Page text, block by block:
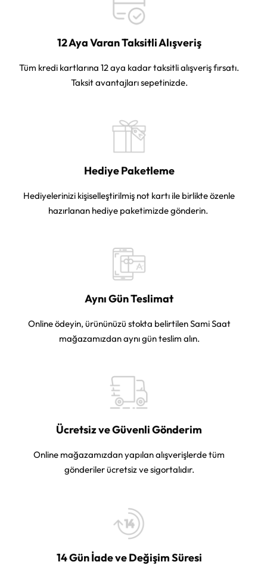
12 Aya Varan Taksitli Alışveriş
Tüm kredi kartlarına 12 aya kadar taksitli alışveriş fırsatı.
Taksit avantajları sepetinizde.
Hediye Paketleme
Hediyelerinizi kişiselleştirilmiş not kartı ile birlikte özenle
hazırlanan hediye paketimizde gönderin.
Aynı Gün Teslimat
Online ödeyin, ürününüzü stokta belirtilen Sami Saat
mağazamızdan aynı gün teslim alın.
Ücretsiz ve Güvenli Gönderim
Online mağazamızdan yapılan alışverişlerde tüm
gönderiler ücretsiz ve sigortalıdır.
14 Gün İade ve Değişim Süresi